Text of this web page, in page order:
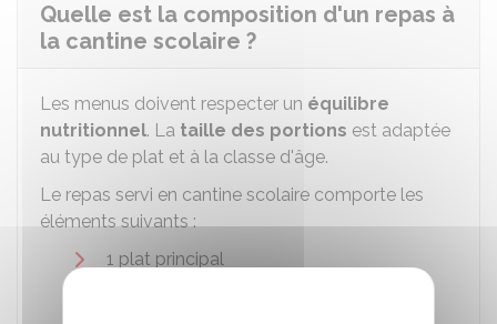
Quelle est la composition d'un repas à
la cantine scolaire ?
Les menus doivent respecter un équilibre
nutritionnel. La taille des portions est adaptée
au type de plat et à la classe d'âge.
Le repas servi en cantine scolaire comporte les
éléments suivants :
1 plat principal